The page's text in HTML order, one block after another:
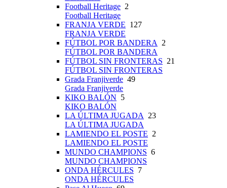
Football Heritage 2
Football Heritage
FRANJA VERDE 127
FRANJA VERDE
FÚTBOL POR BANDERA
2
FÚTBOL POR BANDERA
FÚTBOL SIN FRONTERAS 21
FÚTBOL SIN FRONTERAS
Grada Franjiverde 49
Grada Franjiverde
KIKO BALÓN 5
KIKO BALÓN
LA ÚLTIMA JUGADA
23
LA ÚLTIMA JUGADA
LAMIENDO EL POSTE 2
LAMIENDO EL POSTE
MUNDO CHAMPIONS 6
MUNDO CHAMPIONS
ONDA HÉRCULES 7
ONDA HÉRCULES